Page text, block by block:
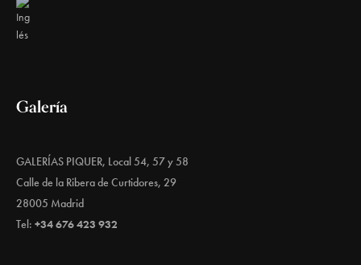
Galería
GALERÍAS PIQUER, Local 54, 57 y 58
Calle de la Ribera de Curtidores, 29
28005 Madrid
Tel: +34 676 423 932